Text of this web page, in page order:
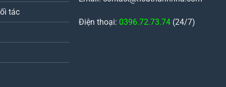
tác
Điện thoại: 0396.72.73.74 (24/7)